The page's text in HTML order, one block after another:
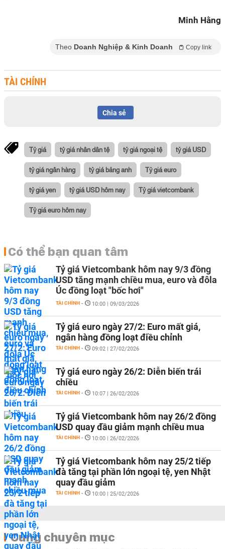
Minh Hằng
Theo Doanh Nghiệp & Kinh Doanh Copy link
TÀI CHÍNH
Chia sẻ
Tỷ giá tỷ giá nhân dân tệ tỷ giá ngoại tệ tỷ giá USD
tỷ giá ngân hàng tỷ giá bảng anh Tỷ giá euro
tỷ giá yen tỷ giá USD hôm nay Tỷ giá vietcombank
Tỷ giá euro hôm nay
Có thể bạn quan tâm
Tỷ giá Vietcombank hôm nay 9/3 đồng
USD tăng mạnh chiều mua, euro và đôla
Úc đồng loạt "bốc hơi"
TÀI CHÍNH - 10:00 | 09/03/2026
Tỷ giá euro ngày 27/2: Euro mất giá,
ngân hàng đồng loạt điều chỉnh
TÀI CHÍNH - 09:02 | 27/02/2026
Tỷ giá euro ngày 26/2: Diễn biến trái
chiều
TÀI CHÍNH - 10:07 | 26/02/2026
Tỷ giá Vietcombank hôm nay 26/2 đồng
USD quay đầu giảm mạnh chiều mua
TÀI CHÍNH - 10:00 | 26/02/2026
Tỷ giá Vietcombank hôm nay 25/2 tiếp
đà tăng tại phần lớn ngoại tệ, yen Nhật
quay đầu giảm
TÀI CHÍNH - 10:00 | 25/02/2026
Cùng chuyên mục